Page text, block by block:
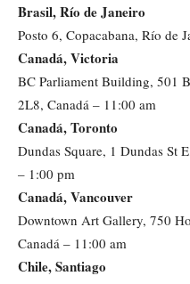
Brasil, Río de Janeiro
Posto 6, Copacabana, Río de
Canadá, Victoria
BC Parliament Building, 501
2L8, Canadá – 11:00 am
Canadá, Toronto
Dundas Square, 1 Dundas St
– 1:00 pm
Canadá, Vancouver
Downtown Art Gallery, 750
Canadá – 11:00 am
Chile, Santiago